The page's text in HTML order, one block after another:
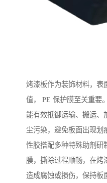
烤漆板作为装饰材料，表
值， PE 保护膜至关重要
能有效抵御运输、搬运、
尘污染，避免板面出现划
性胶搭配多种特殊助剂研
膜，撕除过程顺畅，在烤
造成腐蚀或损伤，保持板